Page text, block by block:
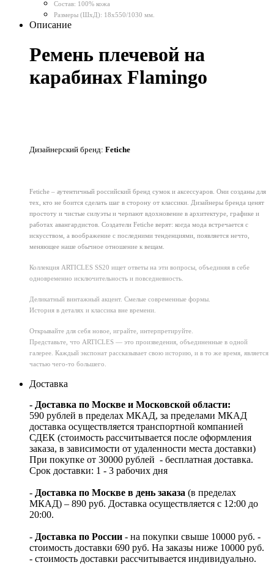
Состав: 100% кожа
Размеры (ШxД): 18х550/1030 мм.
Описание
Ремень плечевой на
карабинах Flamingo
Дизайнерский бренд: Fetiche
Fetiche – аутентичный российский бренд сумок и аксессуаров. Они созданы для
тех, кто не боится сделать шаг в сторону от классики. Дизайнеры бренда ценят
простоту и чистые силуэты и черпают вдохновение в архитектуре, графике и
работах авангардистов. Создатели Fetiche верят: когда мода встречается с
искусством, а воображение с последними тенденциями, появляется нечто,
меняющее наше обычное отношение к вещам.
Коллекция ARTICLES SS20 ищет ответы на эти вопросы, объединяя в себе
одновременно исключительность и повседневность.
Деликатный винтажный акцент. Смелые современные формы.
История в деталях и классика вне времени.
Открывайте для себя новое, играйте, интерпретируйте.
Представьте, что ARTICLES — это произведения, объединенные в одной
галерее. Каждый экспонат рассказывает свою историю, и в то же время, является
частью чего-то большего.
Доставка
- Доставка по Москве и Московской области:
590 рублей в пределах МКАД, за пределами МКАД
доставка осуществляется транспортной компанией
СДЕК (стоимость рассчитывается после оформления
заказа, в зависимости от удаленности места доставки)
При покупке от 30000 рублей - бесплатная доставка.
Срок доставки: 1 - 3 рабочих дня
- Доставка по Москве в день заказа (в пределах
МКАД) – 890 руб. Доставка осуществляется с 12:00 до
20:00.
- Доставка по России - на покупки свыше 10000 руб. -
стоимость доставки 690 руб. На заказы ниже 10000 руб.
- стоимость доставки рассчитывается индивидуально.